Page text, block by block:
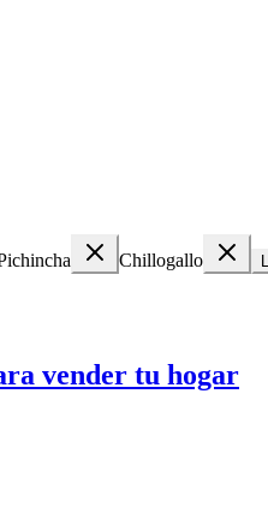
Chillogallo
vender tu hogar